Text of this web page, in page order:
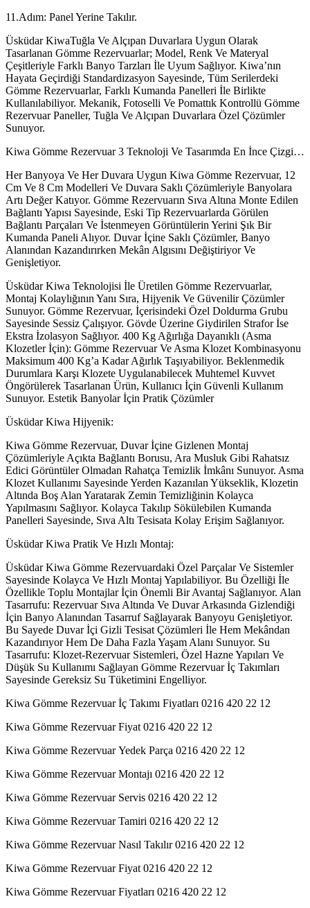
11.Adım: Panel Yerine Takılır.
Üsküdar KiwaTuğla Ve Alçıpan Duvarlara Uygun Olarak
Tasarlanan Gömme Rezervuarlar; Model, Renk Ve Materyal
Çeşitleriyle Farklı Banyo Tarzları İle Uyum Sağlıyor. Kiwa’nın
Hayata Geçirdiği Standardizasyon Sayesinde, Tüm Serilerdeki
Gömme Rezervuarlar, Farklı Kumanda Panelleri İle Birlikte
Kullanılabiliyor. Mekanik, Fotoselli Ve Pomattık Kontrollü Gömme
Rezervuar Paneller, Tuğla Ve Alçıpan Duvarlara Özel Çözümler
Sunuyor.
Kiwa Gömme Rezervuar 3 Teknoloji Ve Tasarımda En İnce Çizgi…
Her Banyoya Ve Her Duvara Uygun Kiwa Gömme Rezervuar, 12
Cm Ve 8 Cm Modelleri Ve Duvara Saklı Çözümleriyle Banyolara
Artı Değer Katıyor. Gömme Rezervuarın Sıva Altına Monte Edilen
Bağlantı Yapısı Sayesinde, Eski Tip Rezervuarlarda Görülen
Bağlantı Parçaları Ve İstenmeyen Görüntülerin Yerini Şık Bir
Kumanda Paneli Alıyor. Duvar İçine Saklı Çözümler, Banyo
Alanından Kazandırırken Mekân Algısını Değiştiriyor Ve
Genişletiyor.
Üsküdar Kiwa Teknolojisi İle Üretilen Gömme Rezervuarlar,
Montaj Kolaylığının Yanı Sıra, Hijyenik Ve Güvenilir Çözümler
Sunuyor. Gömme Rezervuar, İçerisindeki Özel Doldurma Grubu
Sayesinde Sessiz Çalışıyor. Gövde Üzerine Giydirilen Strafor İse
Ekstra İzolasyon Sağlıyor. 400 Kg Ağırlığa Dayanıklı (Asma
Klozetler İçin): Gömme Rezervuar Ve Asma Klozet Kombinasyonu
Maksimum 400 Kg’a Kadar Ağırlık Taşıyabiliyor. Beklenmedik
Durumlara Karşı Klozete Uygulanabilecek Muhtemel Kuvvet
Öngörülerek Tasarlanan Ürün, Kullanıcı İçin Güvenli Kullanım
Sunuyor. Estetik Banyolar İçin Pratik Çözümler
Üsküdar Kiwa Hijyenik:
Kiwa Gömme Rezervuar, Duvar İçine Gizlenen Montaj
Çözümleriyle Açıkta Bağlantı Borusu, Ara Musluk Gibi Rahatsız
Edici Görüntüler Olmadan Rahatça Temizlik İmkânı Sunuyor. Asma
Klozet Kullanımı Sayesinde Yerden Kazanılan Yükseklik, Klozetin
Altında Boş Alan Yaratarak Zemin Temizliğinin Kolayca
Yapılmasını Sağlıyor. Kolayca Takılıp Sökülebilen Kumanda
Panelleri Sayesinde, Sıva Altı Tesisata Kolay Erişim Sağlanıyor.
Üsküdar Kiwa Pratik Ve Hızlı Montaj:
Üsküdar Kiwa Gömme Rezervuardaki Özel Parçalar Ve Sistemler
Sayesinde Kolayca Ve Hızlı Montaj Yapılabiliyor. Bu Özelliği İle
Özellikle Toplu Montajlar İçin Önemli Bir Avantaj Sağlanıyor. Alan
Tasarrufu: Rezervuar Sıva Altında Ve Duvar Arkasında Gizlendiği
İçin Banyo Alanından Tasarruf Sağlayarak Banyoyu Genişletiyor.
Bu Sayede Duvar İçi Gizli Tesisat Çözümleri İle Hem Mekândan
Kazandırıyor Hem De Daha Fazla Yaşam Alanı Sunuyor. Su
Tasarrufu: Klozet-Rezervuar Sistemleri, Özel Hazne Yapıları Ve
Düşük Su Kullanımı Sağlayan Gömme Rezervuar İç Takımları
Sayesinde Gereksiz Su Tüketimini Engelliyor.
Kiwa Gömme Rezervuar İç Takımı Fiyatları 0216 420 22 12
Kiwa Gömme Rezervuar Fiyat 0216 420 22 12
Kiwa Gömme Rezervuar Yedek Parça 0216 420 22 12
Kiwa Gömme Rezervuar Montajı 0216 420 22 12
Kiwa Gömme Rezervuar Servis 0216 420 22 12
Kiwa Gömme Rezervuar Tamiri 0216 420 22 12
Kiwa Gömme Rezervuar Nasıl Takılır 0216 420 22 12
Kiwa Gömme Rezervuar Fiyat 0216 420 22 12
Kiwa Gömme Rezervuar Fiyatları 0216 420 22 12